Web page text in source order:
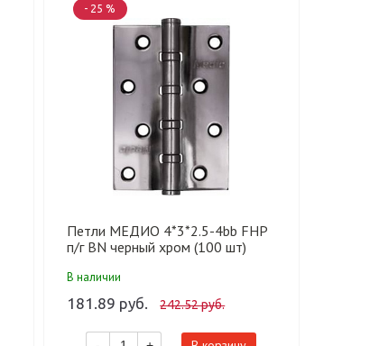
- 25 %
Петли МЕДИО 4*3*2.5-4bb FHP
п/г BN черный хром (100 шт)
В наличии
181.89 руб. 242.52 руб.